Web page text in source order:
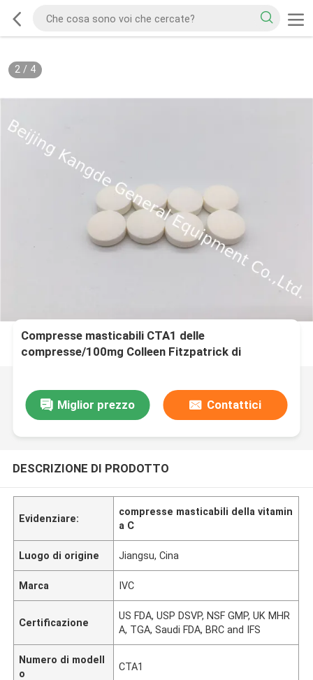
2/ 4
Compresse masticabili CTA1 delle
compresse/100mg Colleen Fitzpatrick di
Miglior prezzo Contattici
DESCRIZIONE DI PRODOTTO
Evidenziare:
compresse masticabili della vitamin
a C
Luogo di origine Jiangsu, Cina
Marca IVC
Certificazione
US FDA, USP DSVP, NSF GMP, UK MHR
A, TGA, Saudi FDA, BRC and IFS
Numero di modell
o
CTA1